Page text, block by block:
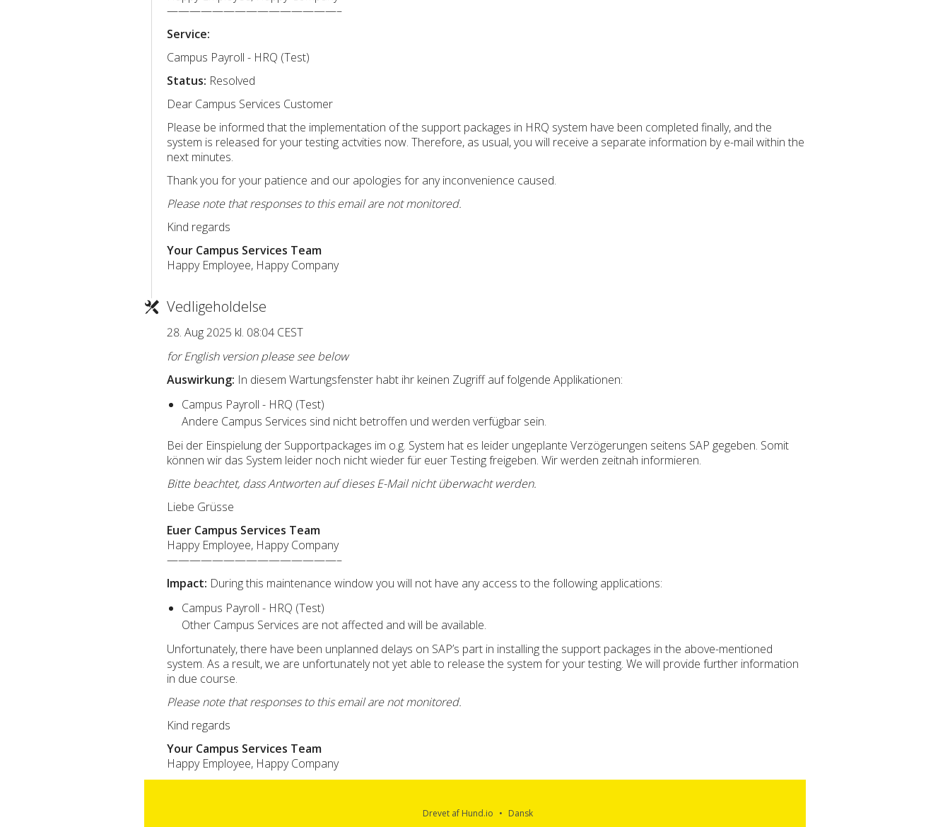
———————————————–
Service:
Campus Payroll - HRQ (Test)
Status: Resolved
Dear Campus Services Customer
Please be informed that the implementation of the support packages in HRQ system have been completed finally, and the
system is released for your testing actvities now. Therefore, as usual, you will receive a separate information by e-mail within the
next minutes.
Thank you for your patience and our apologies for any inconvenience caused.
Please note that responses to this email are not monitored.
Kind regards
Your Campus Services Team
Happy Employee, Happy Company
Vedligeholdelse
28. Aug 2025 kl. 08:04 CEST
for English version please see below
Auswirkung: In diesem Wartungsfenster habt ihr keinen Zugriff auf folgende Applikationen:
Campus Payroll - HRQ (Test)
Andere Campus Services sind nicht betroffen und werden verfügbar sein.
Bei der Einspielung der Supportpackages im o.g. System hat es leider ungeplante Verzögerungen seitens SAP gegeben. Somit
können wir das System leider noch nicht wieder für euer Testing freigeben. Wir werden zeitnah informieren.
Bitte beachtet, dass Antworten auf dieses E-Mail nicht überwacht werden.
Liebe Grüsse
Euer Campus Services Team
Happy Employee, Happy Company
———————————————–
Impact: During this maintenance window you will not have any access to the following applications:
Campus Payroll - HRQ (Test)
Other Campus Services are not affected and will be available.
Unfortunately, there have been unplanned delays on SAP’s part in installing the support packages in the above-mentioned
system. As a result, we are unfortunately not yet able to release the system for your testing. We will provide further information
in due course.
Please note that responses to this email are not monitored.
Kind regards
Your Campus Services Team
Happy Employee, Happy Company
Drevet af Hund.io Dansk